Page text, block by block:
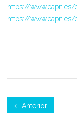
https://www.eapn.es/
https://www.eapn.es/
Anterior